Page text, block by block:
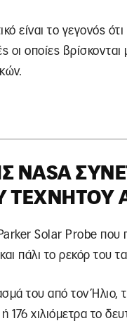
είναι το γεγονός
οι οποίες
NASA
ΤΕΧΝΗΤΟΎ
Solar Probe που
πάλι το ρεκόρ του
του από τον
176 χιλιόμετρα το